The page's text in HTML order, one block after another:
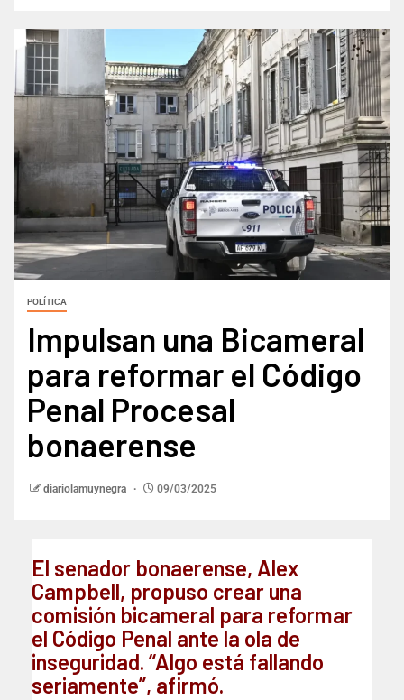
POLÍTICA
Impulsan una Bicameral
para reformar el Código
Penal Procesal
bonaerense
diariolamuynegra 09/03/2025
El senador bonaerense, Alex
Campbell, propuso crear una
comisión bicameral para reformar
el Código Penal ante la ola de
inseguridad. “Algo está fallando
seriamente”, afirmó.